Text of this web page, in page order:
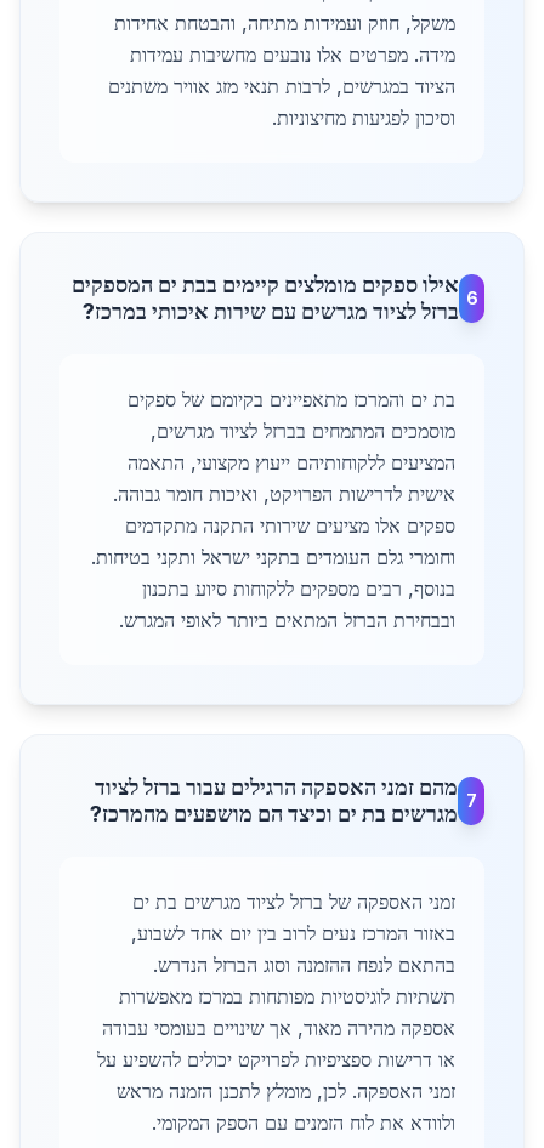
משקל, חוזק ועמידות מתיחה, והבטחת אחידות
מידה. מפרטים אלו נובעים מחשיבות עמידות
הציוד במגרשים, לרבות תנאי מזג אוויר משתנים
וסיכון לפגיעות מחיצוניות.
6
אילו ספקים מומלצים קיימים בבת ים המספקים
ברזל לציוד מגרשים עם שירות איכותי במרכז?
בת ים והמרכז מתאפיינים בקיומם של ספקים
מוסמכים המתמחים בברזל לציוד מגרשים,
המציעים ללקוחותיהם ייעוץ מקצועי, התאמה
אישית לדרישות הפרויקט, ואיכות חומר גבוהה.
ספקים אלו מציעים שירותי התקנה מתקדמים
וחומרי גלם העומדים בתקני ישראל ותקני בטיחות.
בנוסף, רבים מספקים ללקוחות סיוע בתכנון
ובבחירת הברזל המתאים ביותר לאופי המגרש.
7
מהם זמני האספקה הרגילים עבור ברזל לציוד
מגרשים בת ים וכיצד הם מושפעים מהמרכז?
זמני האספקה של ברזל לציוד מגרשים בת ים
באזור המרכז נעים לרוב בין יום אחד לשבוע,
בהתאם לנפח ההזמנה וסוג הברזל הנדרש.
תשתיות לוגיסטיות מפותחות במרכז מאפשרות
אספקה מהירה מאוד, אך שינויים בעומסי עבודה
או דרישות ספציפיות לפרויקט יכולים להשפיע על
זמני האספקה. לכן, מומלץ לתכנן הזמנה מראש
ולוודא את לוח הזמנים עם הספק המקומי.